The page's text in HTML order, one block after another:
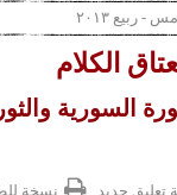
- ربيع ٢٠١٣
الكلام
السورية
تعليق جديد نسخة